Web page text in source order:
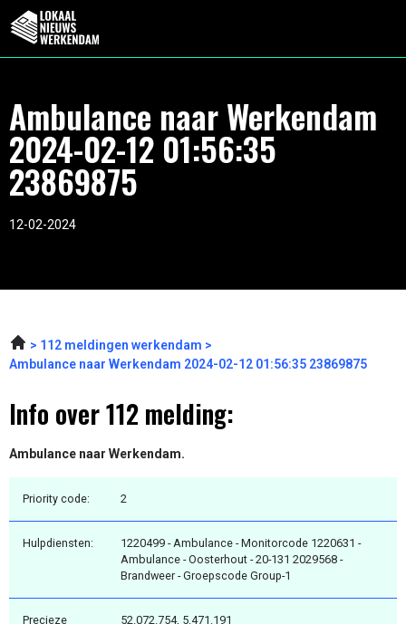
Ambulance naar Werkendam
2024-02-12 01:56:35
23869875
12-02-2024
112 meldingen werkendam
Ambulance naar Werkendam 2024-02-12 01:56:35 23869875
Info over 112 melding:
Ambulance naar Werkendam.
Priority code: 2
Hulpdiensten:
1220499 - Ambulance - Monitorcode 1220631 -
Ambulance - Oosterhout - 20-131 2029568 -
Brandweer - Groepscode Group-1
Precieze
52.072.754, 5.471.191